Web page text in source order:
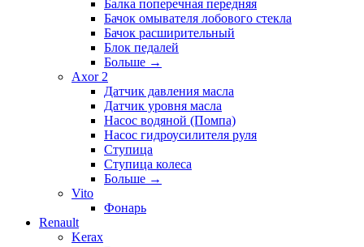
Балка поперечная передняя
Бачок омывателя лобового стекла
Бачок расширительный
Блок педалей
Больше →
Axor 2
Датчик давления масла
Датчик уровня масла
Насос водяной (Помпа)
Насос гидроусилителя руля
Ступица
Ступица колеса
Больше →
Vito
Фонарь
Renault
Kerax